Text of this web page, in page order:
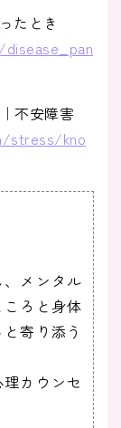
たとき
不安障害
stress/kno
メンタル
ろと身体
寄り添う
カウンセ